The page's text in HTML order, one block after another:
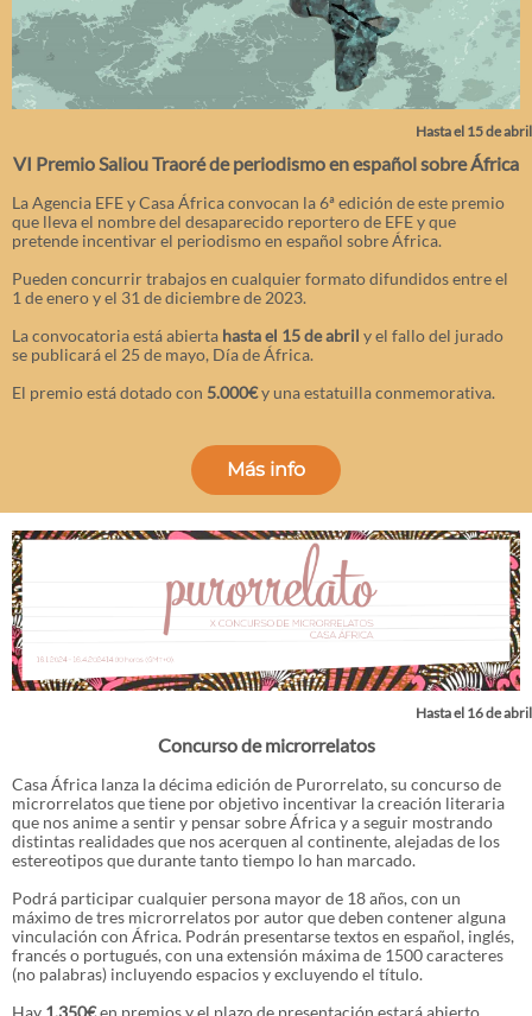
Hasta el 15 de abril
VI Premio Saliou Traoré de periodismo en español sobre África
La Agencia EFE y Casa África convocan la 6ª edición de este premio
que lleva el nombre del desaparecido reportero de EFE y que
pretende incentivar el periodismo en español sobre África.
Pueden concurrir trabajos en cualquier formato difundidos entre el
1 de enero y el 31 de diciembre de 2023.
La convocatoria está abierta hasta el 15 de abril y el fallo del jurado
se publicará el 25 de mayo, Día de África.
El premio está dotado con 5.000€y una estatuilla conmemorativa.
Más info
Hasta el 16 de abril
Concurso de microrrelatos
Casa África lanza la décima edición de Purorrelato, su concurso de
microrrelatos que tiene por objetivo incentivar la creación literaria
que nos anime a sentir y pensar sobre África y a seguir mostrando
distintas realidades que nos acerquen al continente, alejadas de los
estereotipos que durante tanto tiempo lo han marcado.
Podrá participar cualquier persona mayor de 18 años, con un
máximo de tres microrrelatos por autor que deben contener alguna
vinculación con África. Podrán presentarse textos en español, inglés,
francés o portugués, con una extensión máxima de 1500 caracteres
(no palabras) incluyendo espacios y excluyendo el título.
Hay 1.350€en premios y el plazo de presentación estará abierto